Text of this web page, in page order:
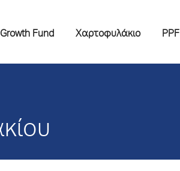
Growth Fund Χαρτοφυλάκιο PPF